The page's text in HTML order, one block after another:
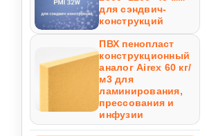
для сэндвич-
конструкций
ПВХ пенопласт
конструкционный
аналог Airex 60 кг/
м3 для
ламинирования,
прессования и
инфузии